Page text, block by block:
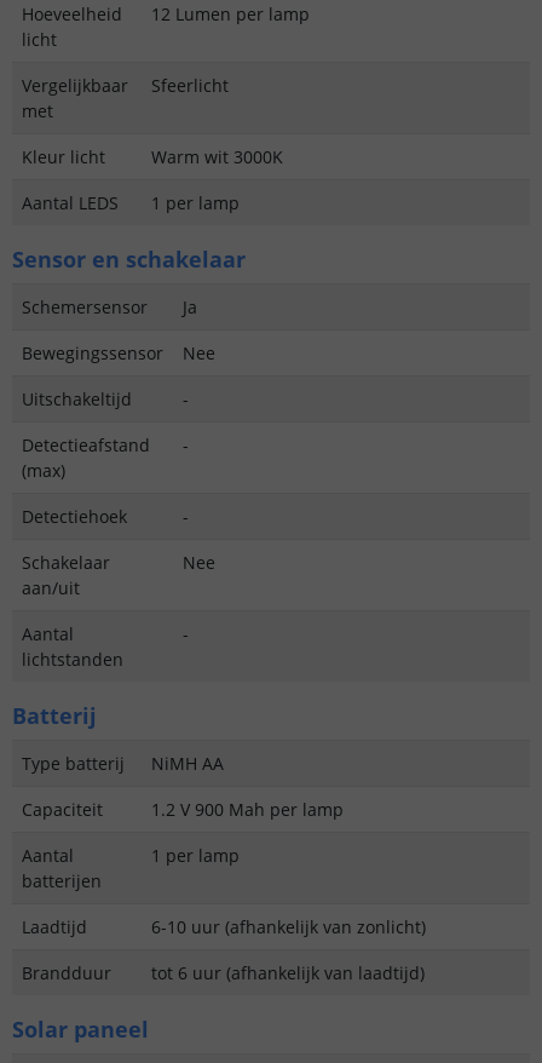
Hoeveelheid
licht
12 Lumen per lamp
Vergelijkbaar
met
Sfeerlicht
Kleur licht
Warm wit 3000K
Aantal LEDS
1 per lamp
Sensor en schakelaar
Schemersensor
Ja
Bewegingssensor
Nee
Uitschakeltijd
-
Detectieafstand
(max)
-
Detectiehoek
-
Schakelaar
aan/uit
Nee
Aantal
lichtstanden
-
Batterij
Type batterij
NiMH AA
Capaciteit
1.2 V 900 Mah per lamp
Aantal
batterijen
1 per lamp
Laadtijd
6-10 uur (afhankelijk van zonlicht)
Brandduur
tot 6 uur (afhankelijk van laadtijd)
Solar paneel